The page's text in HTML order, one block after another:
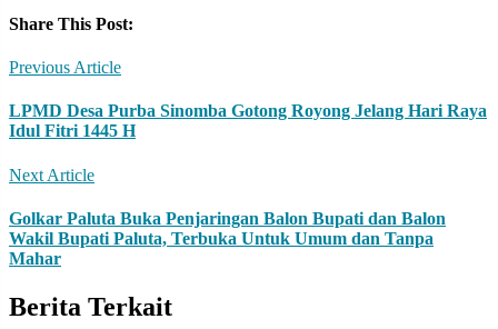
Share This Post:
Previous Article
LPMD Desa Purba Sinomba Gotong Royong Jelang Hari Raya
Idul Fitri 1445 H
Next Article
Golkar Paluta Buka Penjaringan Balon Bupati dan Balon
Wakil Bupati Paluta, Terbuka Untuk Umum dan Tanpa
Mahar
Berita Terkait